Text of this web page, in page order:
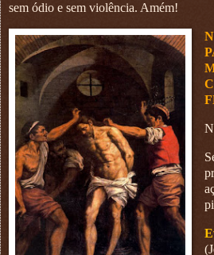
sem ódio e sem violência. Amém!